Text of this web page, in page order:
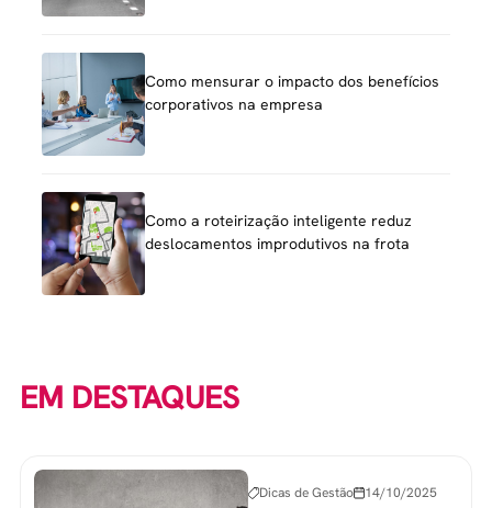
Como mensurar o impacto dos benefícios
corporativos na empresa
Como a roteirização inteligente reduz
deslocamentos improdutivos na frota
EM DESTAQUES
Dicas de Gestão 14/10/2025